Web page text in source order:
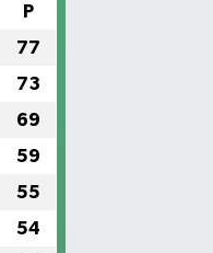
P
77
73
69
59
55
54